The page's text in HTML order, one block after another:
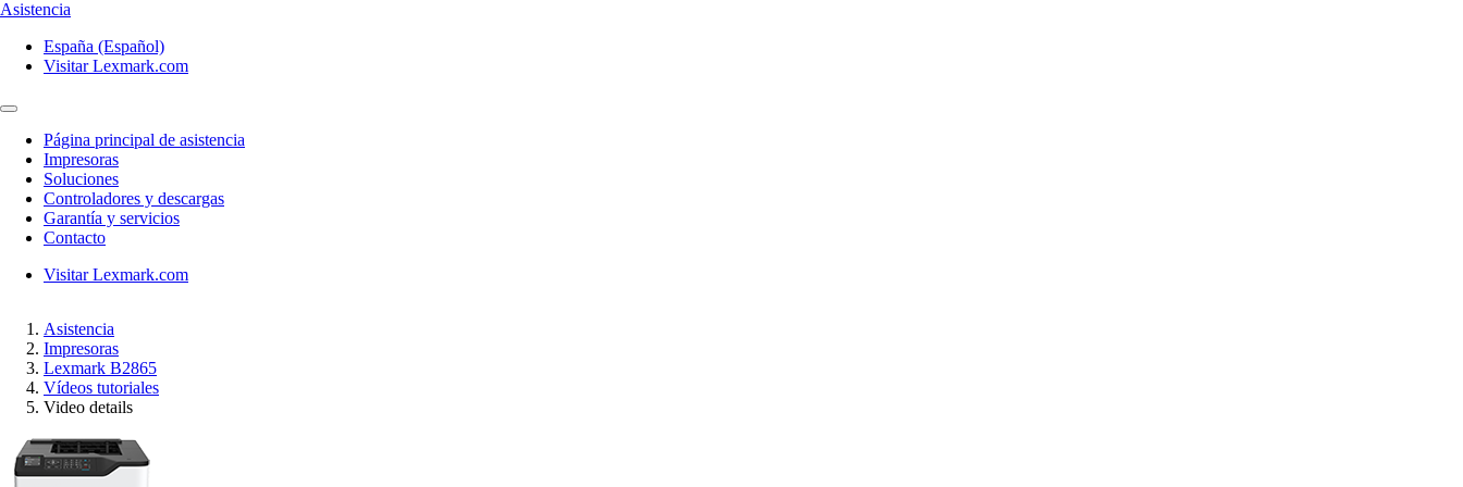
Asistencia
España (Español)
Visitar Lexmark.com
Página principal de asistencia
Impresoras
Soluciones
Controladores y descargas
Garantía y servicios
Contacto
Visitar Lexmark.com
Asistencia
Impresoras
Lexmark B2865
Vídeos tutoriales
Video details